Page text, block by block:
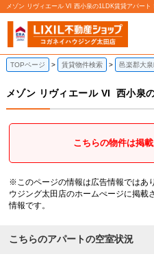
メゾン リヴィエール VI 西小泉の1LDK賃貸アパート
TOPページ 賃貸物件検索 邑楽郡大
メゾン リヴィエール VI 西小泉
こちらの物件は掲
※このページの情報は広告情報ではあ
ウジング太田店のホームぺージに掲載
情報です。
こちらのアパートの空室状況